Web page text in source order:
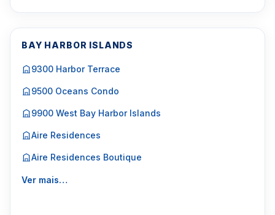
BAY HARBOR ISLANDS
9300 Harbor Terrace
9500 Oceans Condo
9900 West Bay Harbor Islands
Aire Residences
Aire Residences Boutique
Ver mais…